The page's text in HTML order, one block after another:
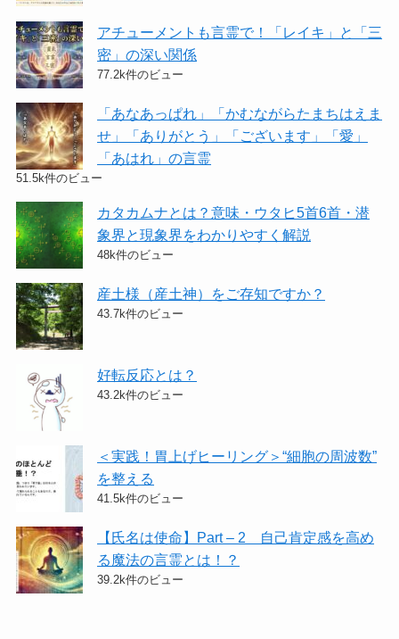
アチューメントも言霊で！「レイキ」と「三
密」の深い関係
77.2k件のビュー
「あなあっぱれ」「かむながらたまちはえま
せ」「ありがとう」「ございます」「愛」
「あはれ」の言霊
51.5k件のビュー
カタカムナとは？意味・ウタヒ5首6首・潜
象界と現象界をわかりやすく解説
48k件のビュー
産土様（産土神）をご存知ですか？
43.7k件のビュー
好転反応とは？
43.2k件のビュー
＜実践！胃上げヒーリング＞​“細胞の周波数”
を整える
41.5k件のビュー
【氏名は使命】Part – 2 自己肯定感を高め
る魔法の言霊とは！？
39.2k件のビュー